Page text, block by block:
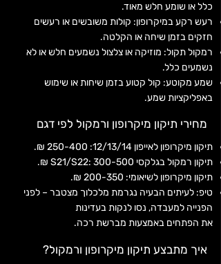
כלל או שומע חלש מאוד.
רעש רקע במיקרופון: קולות משובשים או רעשים
חזקים בזמן שיחה או הקלטה.
רמקול תקול: מוזיקה או צלצול נשמעים חלש או לא
נשמעים כלל.
שמע מקוטע: קול קטוע בזמן שיחות או שימוש
באפליקציות שמע.
מחירי תיקון מיקרופון ורמקול לפי דגם
תיקון מיקרופון לאייפון 12/13/14: 250-400 ₪.
תיקון רמקול בגלקסי S21/S22: 300-500 ₪.
תיקון מיקרופון לשיאומי: 200-350 ₪.
טיפ: לעיתים הבעיה נגרמת מלכלוך מצטבר – לפני
הפנייה למעבדה, נסו לנקות בעדינות
את הפתחים באמצעות מברשת רכה.
איך מתבצע תיקון מיקרופון ורמקול?